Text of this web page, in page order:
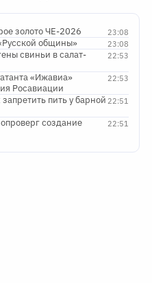
23:08
золото ЧЕ-2026
23:08
общины»
22:53
свиньи в салат-
22:53
«Ижавиа»
Росавиации
22:51
пить у барной
22:51
создание